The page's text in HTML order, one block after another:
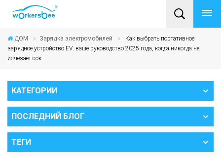
ДОМ Зарядка электромобилей
Как выбрать портативное
зарядное устройство EV: ваше руководство 2025 года, когда никогда не
исчезает сок
КАТЕГОРИИ
ПОСЛЕДНИЙ БЛОГ
ТЕГИ